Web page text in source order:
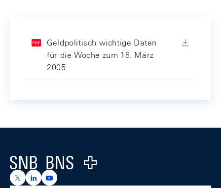
Geldpolitisch wichtige Daten
für die Woche zum 18. März
2005
Logo
https://x.com/snb_bns
https://ch.linkedin.com/company/swiss-national-
https://www.youtube.com/@swissnationalbank